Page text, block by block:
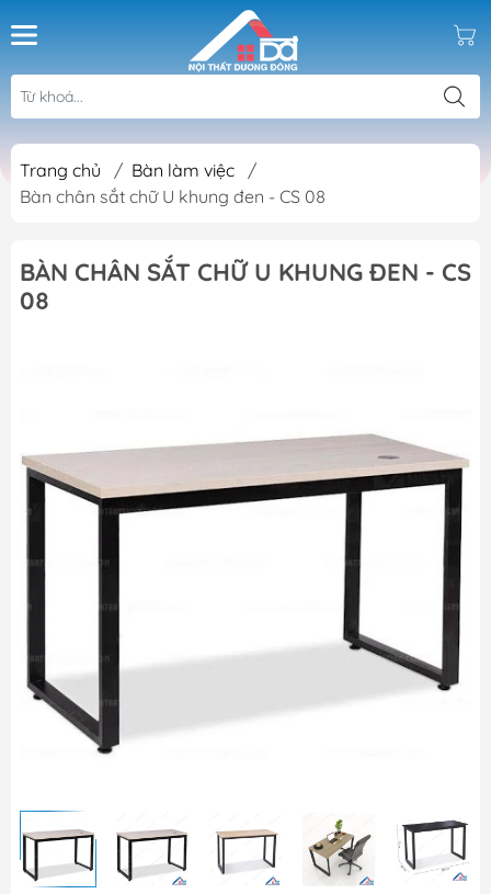
Trang chủ / Bàn làm việc
/
Bàn chân sắt chữ U khung đen - CS 08
BÀN CHÂN SẮT CHỮ U KHUNG ĐEN - CS
08